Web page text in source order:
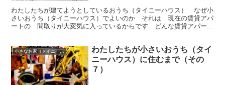
わたしたちが建てようとしているおうち（タイニーハウス） なぜ小
さいおうち（タイニーハウス）でよいのか それは 現在の賃貸アパ
ートの 間取りが大変気に入っているからです どんな賃貸アパート
小さなお家（タイニーハウス）で暮らす
わたしたちが小さいおうち（タイ
ニーハウス）に住むまで（その
７）